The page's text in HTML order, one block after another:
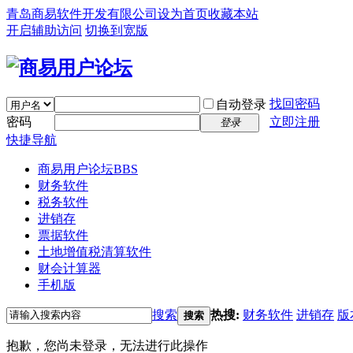
青岛商易软件开发有限公司 设为首页收藏本站
开启辅助访问 切换到宽版
自动登录 找回密码
密码
登录
立即注册
快捷导航
商易用户论坛BBS
财务软件
税务软件
进销存
票据软件
土地增值税清算软件
财会计算器
手机版
搜索 搜索 热搜: 财务软件 进销存 版
抱歉，您尚未登录，无法进行此操作